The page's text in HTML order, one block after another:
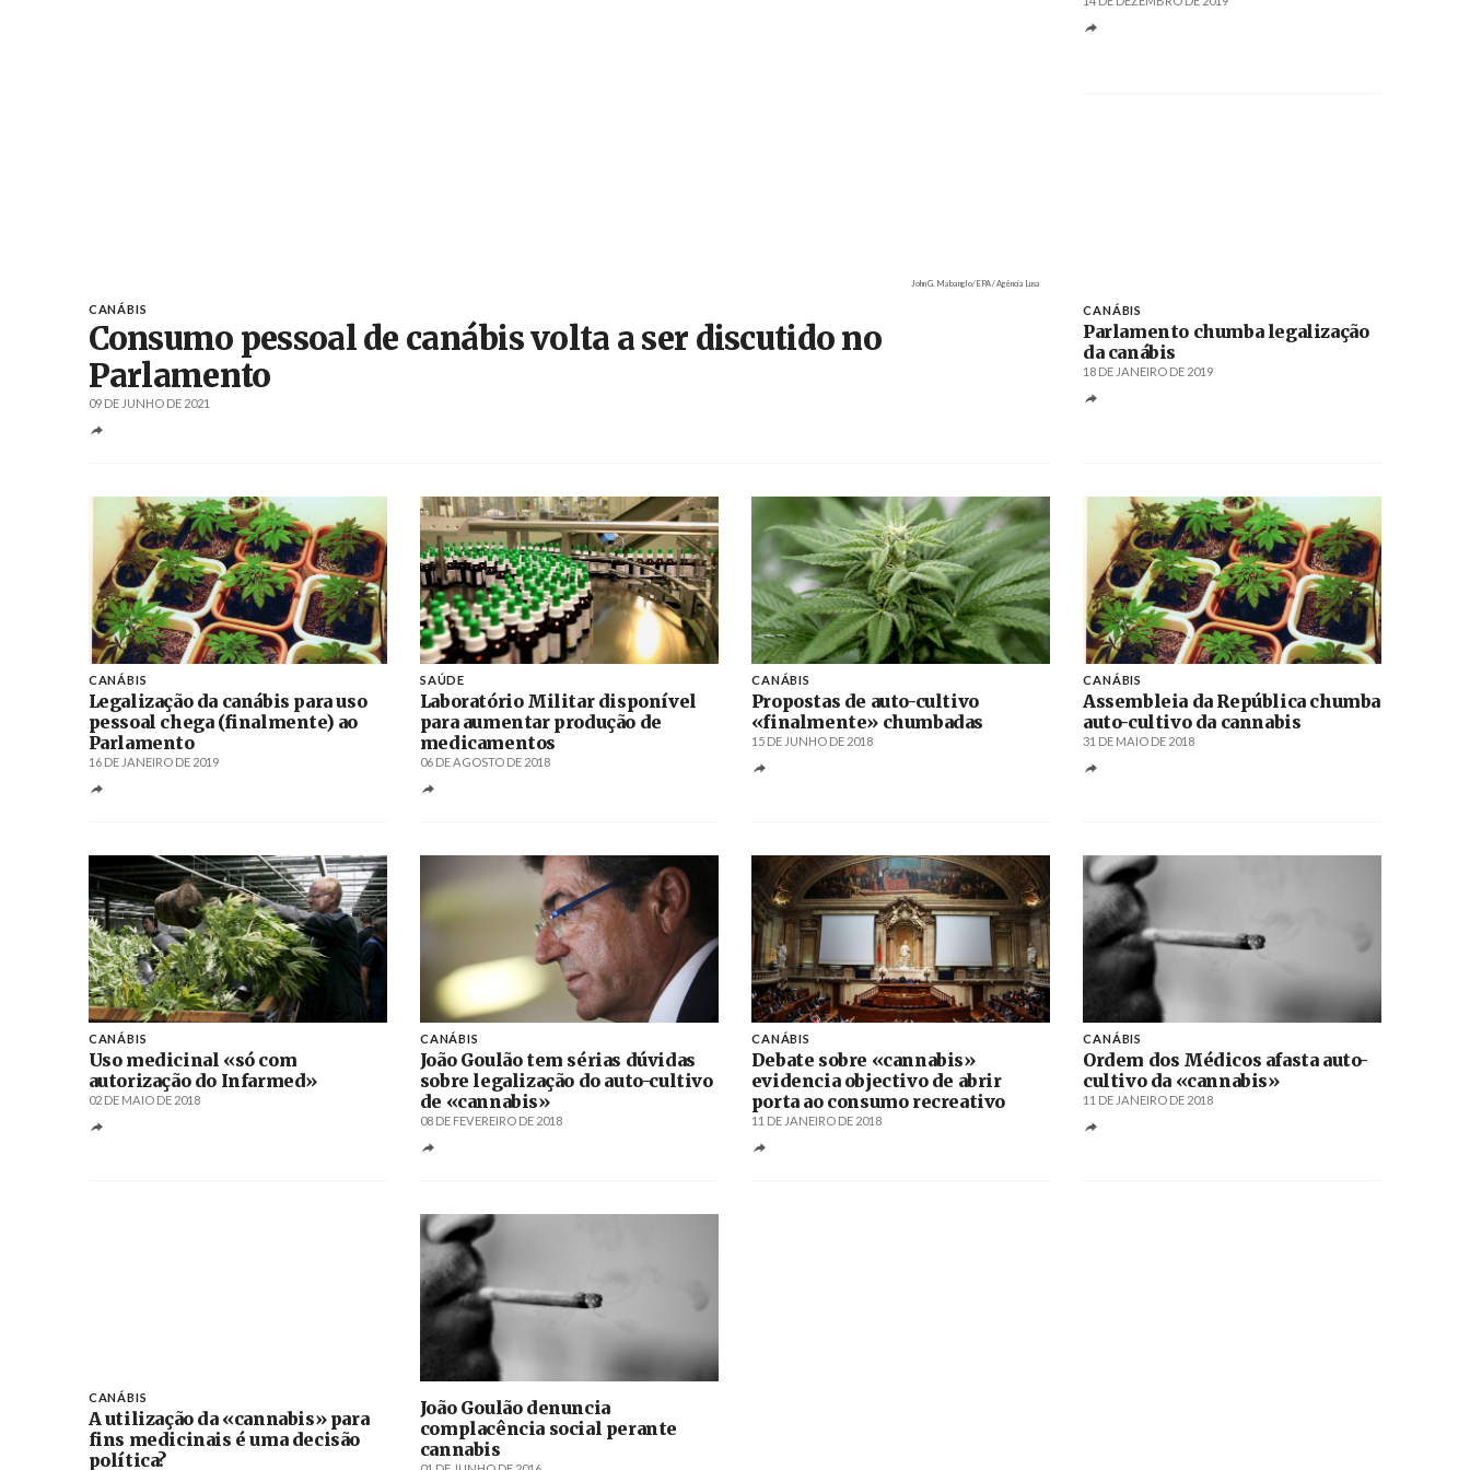
Créditos
John G. Mabanglo/EPA / Agência Lusa
CANÁBIS
Consumo pessoal de canábis volta a ser discutido no
Parlamento
09 DE JUNHO DE 2021
CANÁBIS
Parlamento chumba legalização
da canábis
18 DE JANEIRO DE 2019
CANÁBIS
Legalização da canábis para uso
pessoal chega (finalmente) ao
Parlamento
16 DE JANEIRO DE 2019
SAÚDE
Laboratório Militar disponível
para aumentar produção de
medicamentos
06 DE AGOSTO DE 2018
CANÁBIS
Propostas de auto-cultivo
«finalmente» chumbadas
15 DE JUNHO DE 2018
CANÁBIS
Assembleia da República chumba
auto-cultivo da cannabis
31 DE MAIO DE 2018
CANÁBIS
Uso medicinal «só com
autorização do Infarmed»
02 DE MAIO DE 2018
CANÁBIS
João Goulão tem sérias dúvidas
sobre legalização do auto-cultivo
de «cannabis»
08 DE FEVEREIRO DE 2018
CANÁBIS
Debate sobre «cannabis»
evidencia objectivo de abrir
porta ao consumo recreativo
11 DE JANEIRO DE 2018
CANÁBIS
Ordem dos Médicos afasta auto-
cultivo da «cannabis»
11 DE JANEIRO DE 2018
CANÁBIS
A utilização da «cannabis» para
fins medicinais é uma decisão
política?
João Goulão denuncia
complacência social perante
cannabis